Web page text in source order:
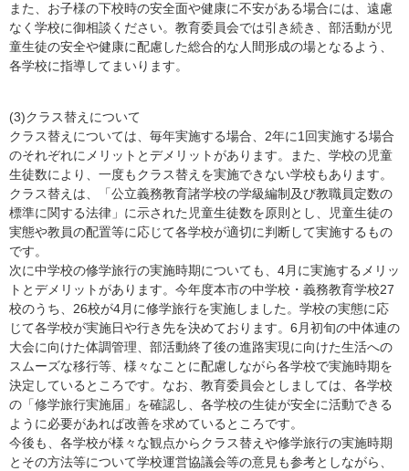
また、お子様の下校時の安全面や健康に不安がある場合には、遠慮
なく学校に御相談ください。教育委員会では引き続き、部活動が児
童生徒の安全や健康に配慮した総合的な人間形成の場となるよう、
各学校に指導してまいります。
(3)クラス替えについて
クラス替えについては、毎年実施する場合、2年に1回実施する場合
のそれぞれにメリットとデメリットがあります。また、学校の児童
生徒数により、一度もクラス替えを実施できない学校もあります。
クラス替えは、「公立義務教育諸学校の学級編制及び教職員定数の
標準に関する法律」に示された児童生徒数を原則とし、児童生徒の
実態や教員の配置等に応じて各学校が適切に判断して実施するもの
です。
次に中学校の修学旅行の実施時期についても、4月に実施するメリッ
トとデメリットがあります。今年度本市の中学校・義務教育学校27
校のうち、26校が4月に修学旅行を実施しました。学校の実態に応
じて各学校が実施日や行き先を決めております。6月初旬の中体連の
大会に向けた体調管理、部活動終了後の進路実現に向けた生活への
スムーズな移行等、様々なことに配慮しながら各学校で実施時期を
決定しているところです。なお、教育委員会としましては、各学校
の「修学旅行実施届」を確認し、各学校の生徒が安全に活動できる
ように必要があれば改善を求めているところです。
今後も、各学校が様々な観点からクラス替えや修学旅行の実施時期
とその方法等について学校運営協議会等の意見も参考としながら、